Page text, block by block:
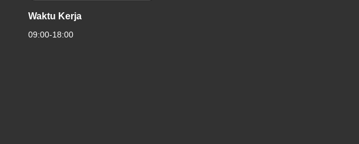
Waktu Kerja
09:00-18:00